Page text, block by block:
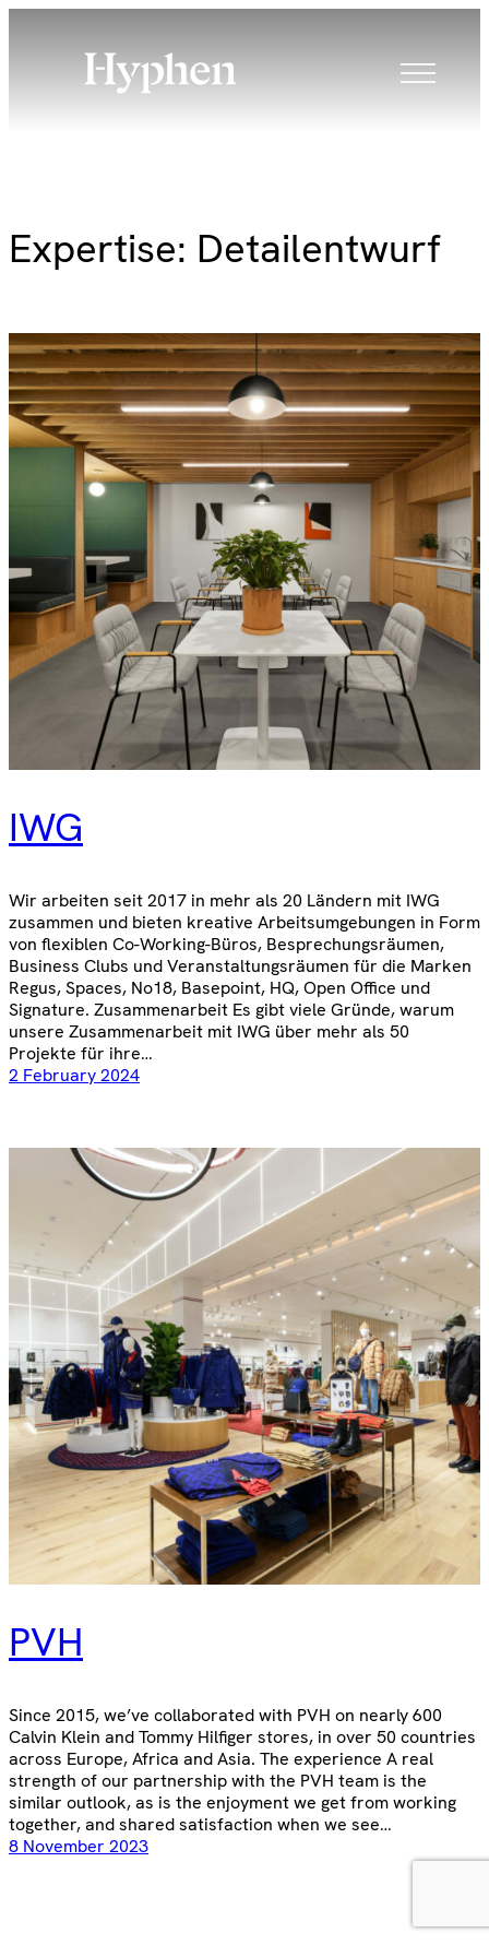
Expertise: Detailentwurf
IWG
Wir arbeiten seit 2017 in mehr als 20 Ländern mit IWG
zusammen und bieten kreative Arbeitsumgebungen in Form
von flexiblen Co-Working-Büros, Besprechungsräumen,
Business Clubs und Veranstaltungsräumen für die Marken
Regus, Spaces, No18, Basepoint, HQ, Open Office und
Signature. Zusammenarbeit Es gibt viele Gründe, warum
unsere Zusammenarbeit mit IWG über mehr als 50
Projekte für ihre…
2 February 2024
PVH
Since 2015, we’ve collaborated with PVH on nearly 600
Calvin Klein and Tommy Hilfiger stores, in over 50 countries
across Europe, Africa and Asia. The experience A real
strength of our partnership with the PVH team is the
similar outlook, as is the enjoyment we get from working
together, and shared satisfaction when we see…
8 November 2023